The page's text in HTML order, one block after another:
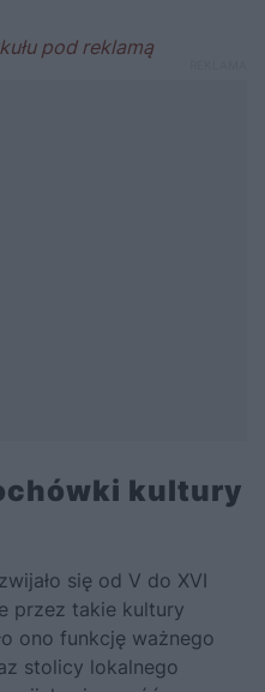
kultury
się od V do XVI
przez takie kultury
ono funkcję ważnego
stolicy lokalnego